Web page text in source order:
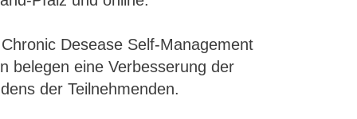
Desease Self-Management
belegen eine Verbesserung der
der Teilnehmenden.